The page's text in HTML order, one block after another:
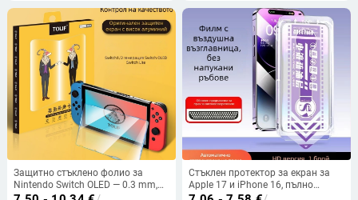
Защитно стъклено фолио за
Nintendo Switch OLED — 0.3 mm,
HD прозрачност,
Стъклен протектор за екран за
Apple 17 и iPhone 16, пълно
покритие, матов филм за